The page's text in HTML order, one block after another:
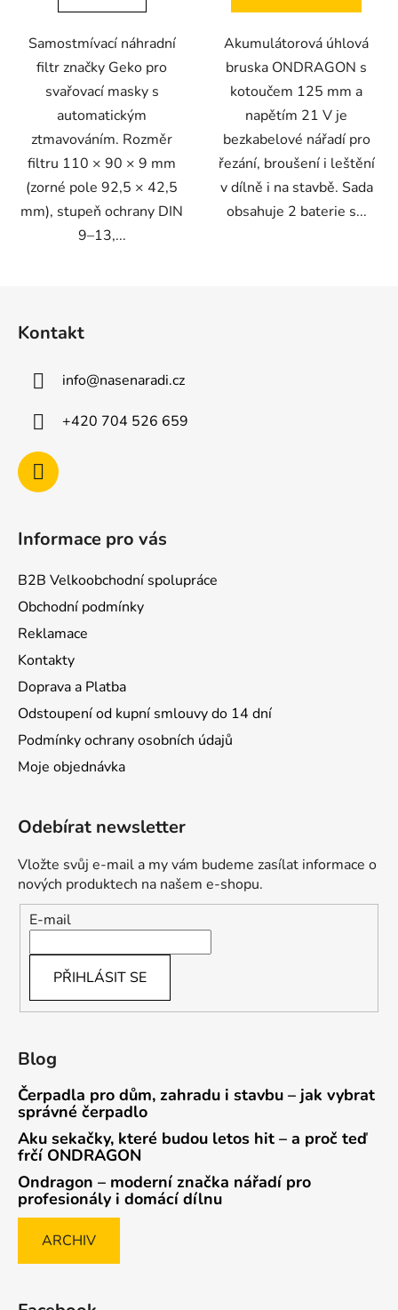
Samostmívací náhradní
filtr značky Geko pro
svařovací masky s
automatickým
ztmavováním. Rozměr
filtru 110 × 90 × 9 mm
(zorné pole 92,5 × 42,5
mm), stupeň ochrany DIN
9–13,...
Akumulátorová úhlová
bruska ONDRAGON s
kotoučem 125 mm a
napětím 21 V je
bezkabelové nářadí pro
řezání, broušení i leštění
v dílně i na stavbě. Sada
obsahuje 2 baterie s...
Kontakt
info@nasenaradi.cz
+420 704 526 659
Informace pro vás
B2B Velkoobchodní spolupráce
Obchodní podmínky
Reklamace
Kontakty
Doprava a Platba
Odstoupení od kupní smlouvy do 14 dní
Podmínky ochrany osobních údajů
Moje objednávka
Odebírat newsletter
Vložte svůj e-mail a my vám budeme zasílat informace o
nových produktech na našem e-shopu.
E-mail
PŘIHLÁSIT SE
Blog
Čerpadla pro dům, zahradu i stavbu – jak vybrat
správné čerpadlo
Aku sekačky, které budou letos hit – a proč teď
frčí ONDRAGON
Ondragon – moderní značka nářadí pro
profesionály i domácí dílnu
ARCHIV